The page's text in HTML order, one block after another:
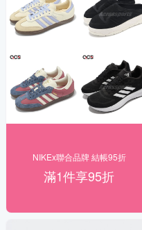
NIKEx聯合品牌 結帳95折
滿1件享95折